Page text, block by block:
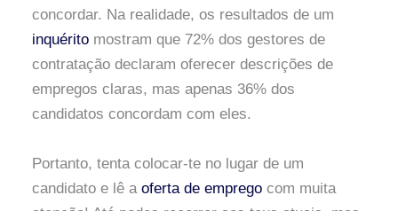
concordar. Na realidade, os resultados de um
inquérito mostram que 72% dos gestores de
contratação declaram oferecer descrições de
empregos claras, mas apenas 36% dos
candidatos concordam com eles.
Portanto, tenta colocar-te no lugar de um
candidato e lê a oferta de emprego com muita